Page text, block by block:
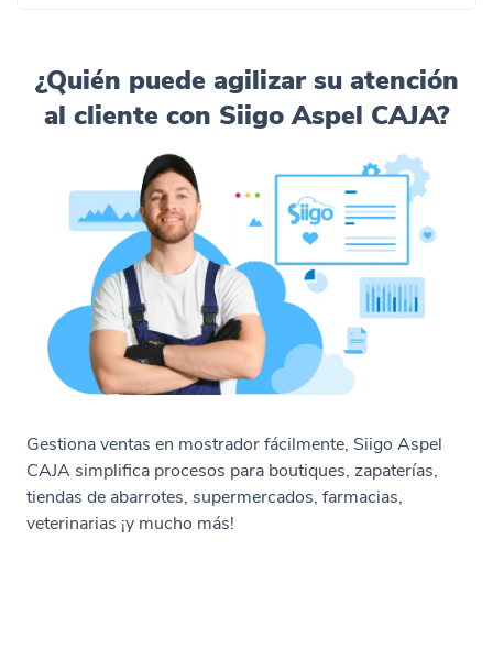
¿Quién puede agilizar su atención
al cliente con Siigo Aspel CAJA?
Gestiona ventas en mostrador fácilmente, Siigo Aspel
CAJA simplifica procesos para boutiques, zapaterías,
tiendas de abarrotes, supermercados, farmacias,
veterinarias ¡y mucho más!